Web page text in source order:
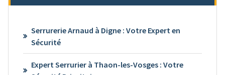
Serrurerie Arnaud à Digne : Votre Expert en
Sécurité
Expert Serrurier à Thaon-les-Vosges : Votre